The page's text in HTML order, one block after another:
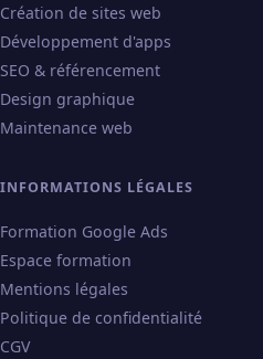
Création de sites web
Développement d'apps
SEO & référencement
Design graphique
Maintenance web
INFORMATIONS LÉGALES
Formation Google Ads
Espace formation
Mentions légales
Politique de confidentialité
CGV